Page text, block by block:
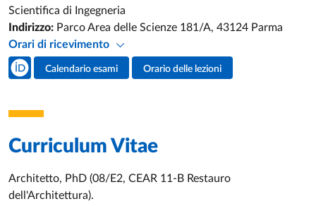
Scientifica di Ingegneria
Indirizzo: Parco Area delle Scienze 181/A, 43124 Parma
Orari di ricevimento
Social del docente
Calendario esami Orario delle lezioni
Curriculum Vitae
Architetto, PhD (08/E2, CEAR 11-B Restauro
dell'Architettura).